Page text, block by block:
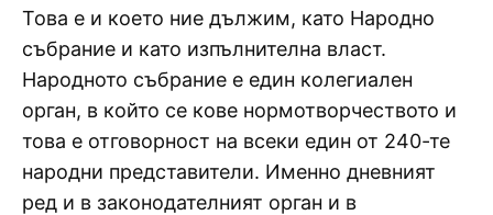
Това е и което ние дължим, като Народно
събрание и като изпълнителна власт.
Народното събрание е един колегиален
орган, в който се кове нормотворчеството и
това е отговорност на всеки един от 240-те
народни представители. Именно дневният
ред и в законодателният орган и в